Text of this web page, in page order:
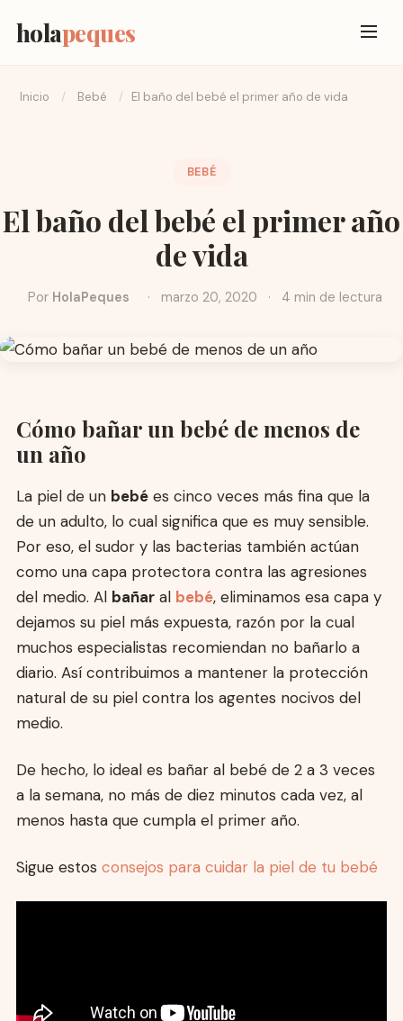
holapeques
Inicio / Bebé / El baño del bebé el primer año de vida
BEBÉ
El baño del bebé el primer año
de vida
Por HolaPeques · marzo 20, 2020 · 4 min de lectura
Cómo bañar un bebé de menos de
un año
La piel de un bebées cinco veces más fina que la
de un adulto, lo cual significa que es muy sensible.
Por eso, el sudor y las bacterias también actúan
como una capa protectora contra las agresiones
del medio. Al bañaral bebé, eliminamos esa capa y
dejamos su piel más expuesta, razón por la cual
muchos especialistas recomiendan no bañarlo a
diario. Así contribuimos a mantener la protección
natural de su piel contra los agentes nocivos del
medio.
De hecho, lo ideal es bañar al bebé de 2 a 3 veces
a la semana, no más de diez minutos cada vez, al
menos hasta que cumpla el primer año.
Sigue estos consejos para cuidar la piel de tu bebé